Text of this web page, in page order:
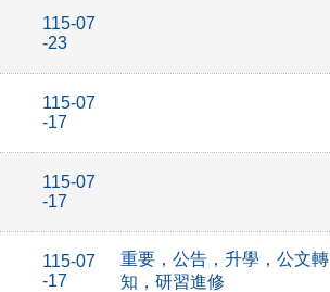
115-07
-23
115-07
-17
115-07
-17
115-07
-17
重要，公告，升學，公文轉
知，研習進修